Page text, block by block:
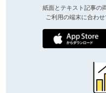
紙面とテキスト記事の
ご利用の端末に合わ